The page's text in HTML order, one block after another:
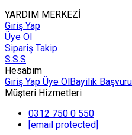
YARDIM MERKEZİ
Giriş Yap
Üye Ol
Sipariş Takip
S.S.S
Hesabım
Giriş Yap Üye OlBayilik
Müşteri Hizmetleri
0312 750 0 550
[email protected]